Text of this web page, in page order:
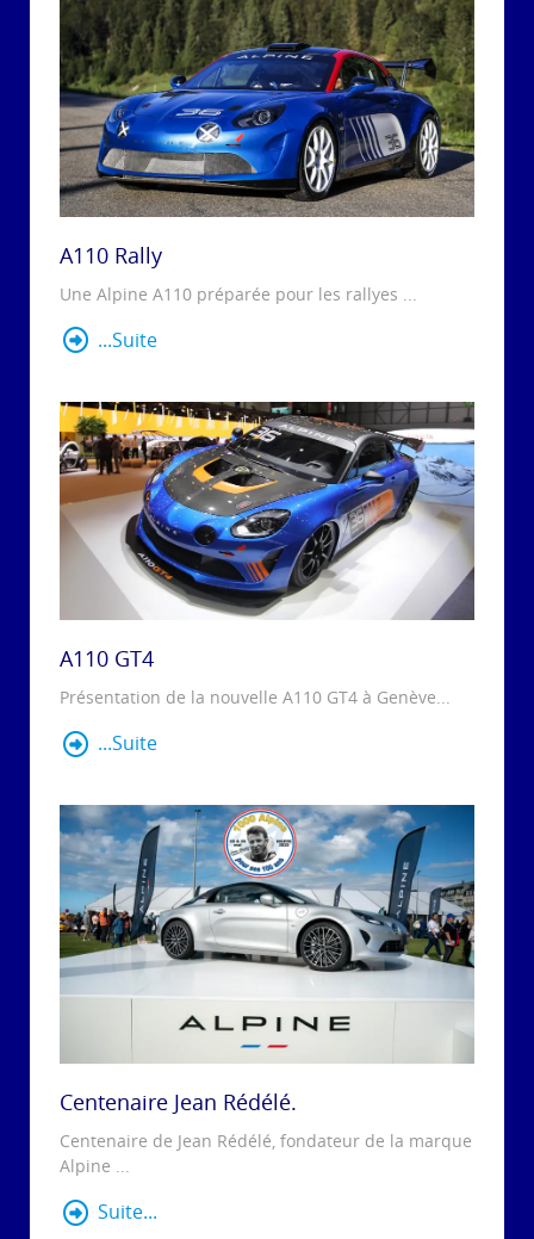
A110 Rally
Une Alpine A110 préparée pour les rallyes ...
...Suite
A110 GT4
Présentation de la nouvelle A110 GT4 à Genève...
...Suite
Centenaire Jean Rédélé.
Centenaire de Jean Rédélé, fondateur de la marque
Alpine ...
Suite...